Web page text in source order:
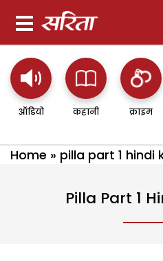
ऑडियो कहानी क्राइम
Home » pilla part 1 hindi
Pilla Part 1